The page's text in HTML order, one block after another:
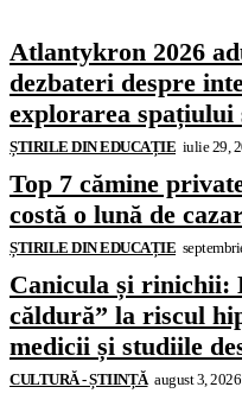
Atlantykron 2026
dezbateri despre
explorarea
ȘTIRILE DIN EDUCAȚIE iulie 29,
Top 7 cămine
costă o lună de
ȘTIRILE DIN EDUCAȚIE
Canicula și rinichii:
căldură” la riscul
medicii și studiile
CULTURĂ - ȘTIINȚĂ august 3, 2026